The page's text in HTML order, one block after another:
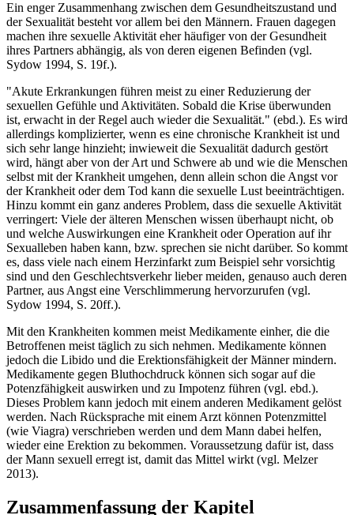
Ein enger Zusammenhang zwischen dem Gesundheitszustand und
der Sexualität besteht vor allem bei den Männern. Frauen dagegen
machen ihre sexuelle Aktivität eher häufiger von der Gesundheit
ihres Partners abhängig, als von deren eigenen Befinden (vgl.
Sydow 1994, S. 19f.).
"Akute Erkrankungen führen meist zu einer Reduzierung der
sexuellen Gefühle und Aktivitäten. Sobald die Krise überwunden
ist, erwacht in der Regel auch wieder die Sexualität." (ebd.). Es wird
allerdings komplizierter, wenn es eine chronische Krankheit ist und
sich sehr lange hinzieht; inwieweit die Sexualität dadurch gestört
wird, hängt aber von der Art und Schwere ab und wie die Menschen
selbst mit der Krankheit umgehen, denn allein schon die Angst vor
der Krankheit oder dem Tod kann die sexuelle Lust beeinträchtigen.
Hinzu kommt ein ganz anderes Problem, dass die sexuelle Aktivität
verringert: Viele der älteren Menschen wissen überhaupt nicht, ob
und welche Auswirkungen eine Krankheit oder Operation auf ihr
Sexualleben haben kann, bzw. sprechen sie nicht darüber. So kommt
es, dass viele nach einem Herzinfarkt zum Beispiel sehr vorsichtig
sind und den Geschlechtsverkehr lieber meiden, genauso auch deren
Partner, aus Angst eine Verschlimmerung hervorzurufen (vgl.
Sydow 1994, S. 20ff.).
Mit den Krankheiten kommen meist Medikamente einher, die die
Betroffenen meist täglich zu sich nehmen. Medikamente können
jedoch die Libido und die Erektionsfähigkeit der Männer mindern.
Medikamente gegen Bluthochdruck können sich sogar auf die
Potenzfähigkeit auswirken und zu Impotenz führen (vgl. ebd.).
Dieses Problem kann jedoch mit einem anderen Medikament gelöst
werden. Nach Rücksprache mit einem Arzt können Potenzmittel
(wie Viagra) verschrieben werden und dem Mann dabei helfen,
wieder eine Erektion zu bekommen. Voraussetzung dafür ist, dass
der Mann sexuell erregt ist, damit das Mittel wirkt (vgl. Melzer
2013).
Zusammenfassung der Kapitel